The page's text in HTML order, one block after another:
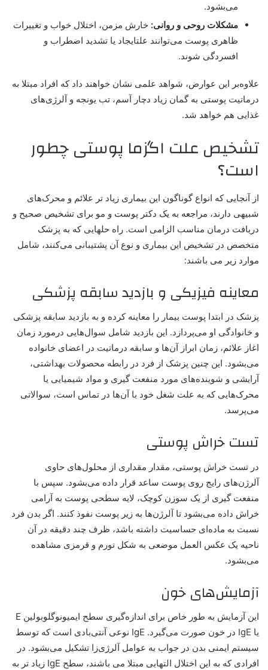
می‌بشود.
مشکلات روحی و روانی: خارش مزمن، اختلال خواب و تغییرات
ظاهری پوست می‌توانند علتایجاد یا تشدید اضطراب و
افسردگی شوند.
علاوه‌بر این عوارض، شواهد علمی نشان خواهند داد که افراد مبتلا به
درماتیت پوستی به گمان زیاد دچار آسم، تب یونجه و آلرژی‌های
غذایی هم خواهد شد.
تشخیص علت اگزما پوستی چطور
است؟
از آنجایی که انواع گوناگون این بیماری زیاد تر علائم و محرک‌های
شبیهی دارند، مراجعه به یک دکتر پوست و مو برای تشخیص صحیح و
دریافت درمان مناسب الزامی است. راه حلهایی که به پزشک
متخصص در تشخیص این بیماری و نوع آن پشتیبانی می‌کنند، شامل
موارد زیر می باشند:
معاینه فیزیکی و بازدید سابقه پزشکی
پزشک در ابتدا پوست بیمار را معاینه کرده و به بازدید سابقه پزشکی
و خانوادگی او می‌پردازد. این بازدید شامل سوال‌هایی درمورد زمان
اغاز علائم، زمان ابراز آن‌ها و سابقه درماتیت در اعضای خانواده
می‌بشود. این چنین پزشک از فرد در رابطه محصولات بهداشتی،
آرایشی و شوینده‌های مورد منفعت گیری و مواد شیمیایی یا
محرک‌هایی که به علت شغل خود با آن‌ها در تماس است، سوالاتی
می‌پرسد.
تست خراش پوستی
در تست خراش پوستی، مقدار مقداری از محلول‌های حاوی
آلرژن‌های رایج روی پوست ساعد قرار داده می‌بشود. سپس با
منفعت گیری از یک سوزن کوچک، لایه سطحی پوست به آرامی
خراش داده می‌بشود تا آلرژن‌ها به زیر پوست نفوذ کنند. اگر بدن فرد
نسبت به ماده‌ای حساسیت داشته باشد، ظرف چند دقیقه در آن
ناحیه یک عکس العمل موضعی به شکل تورم و قرمزی مشاهده
می‌بشود.
آزمایش‌های خون
این آزمایش به طور خاص برای اندازه‌گیری سطح ایمیونوگلوبولین E
یا IgE در خون صورت می‌گیرد. IgE نوعی آنتی‌بادی است که توسط
سیستم ایمنی بدن در جواب به عوامل آلرژی‌زا تشکیل می‌بشود. در
افرادی که به این اختلال التهابی مبتلا می باشند، سطح IgE زیاد تر به